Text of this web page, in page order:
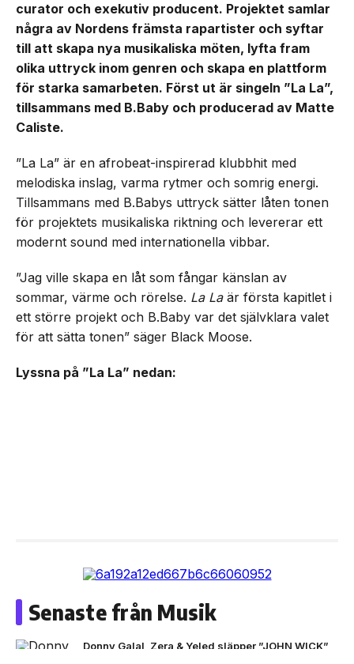
curator och exekutiv producent. Projektet samlar
några av Nordens främsta rapartister och syftar
till att skapa nya musikaliska möten, lyfta fram
olika uttryck inom genren och skapa en plattform
för starka samarbeten. Först ut är singeln ”La La”,
tillsammans med B.Baby och producerad av Matte
Caliste.
”La La” är en afrobeat-inspirerad klubbhit med
melodiska inslag, varma rytmer och somrig energi.
Tillsammans med B.Babys uttryck sätter låten tonen
för projektets musikaliska riktning och levererar ett
modernt sound med internationella vibbar.
”Jag ville skapa en låt som fångar känslan av
sommar, värme och rörelse. La Laär första kapitlet i
ett större projekt och B.Baby var det självklara valet
för att sätta tonen” säger Black Moose.
Lyssna på ”La La” nedan:
Senaste från Musik
Donny Galal, Zera & Yeled släpper ”JOHN WICK”